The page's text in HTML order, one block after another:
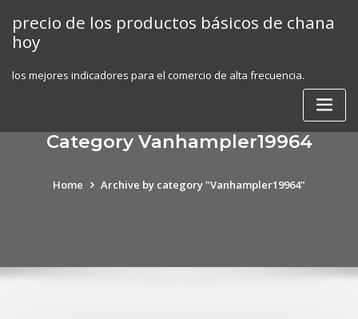
content
precio de los productos básicos de chana
hoy
los mejores indicadores para el comercio de alta frecuencia.
Category Vanhampler19964
Home Archive by category "Vanhampler19964"